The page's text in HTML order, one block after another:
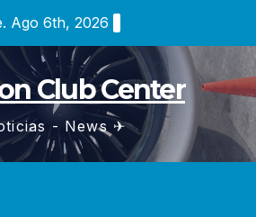
Ago 6th, 2026
Club Center
- News ✈